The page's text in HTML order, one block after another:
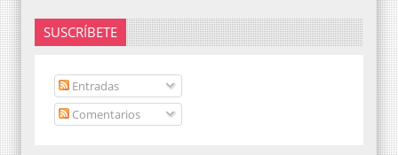
SUSCRÍBETE
Entradas
Comentarios